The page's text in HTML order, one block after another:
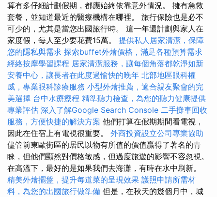
算有多仔細計劃假期，都應始終依靠意外情況。 擁有急救
套餐，並知道最近的醫療機構在哪裡。 旅行保險也是必不
可少的，尤其是當您出國旅行時。 這一年還計劃與家人在
家度假，每人至少要花費15萬。 提供私人居家清潔，保障
您的隱私與需求 探索buffet外燴價格，滿足各種預算需求
經絡按摩學習課程 居家清潔服務，讓每個角落都乾淨如新
安養中心，讓長者在此度過愉快的晚年 北部地區眼科權
威，專業眼科診療服務 小型外燴推薦，適合親友聚會的完
美選擇 台中水療療程 精準聽力檢查，為您的聽力健康提供
專業評估 深入了解Google Search Console 二手攤車回收
服務，方便快捷的解決方案 他們打算在假期期間看電視，
因此在住宿上有電視很重要。 外商投資設立公司專業協助
儘管前東歐街區的居民以物有所值的價值贏得了著名的青
睞，但他們顯然對價格敏感，但過度旅遊的影響不容忽視。
在高溫下，最好的是如果我們去海灘，有時在水中刷新。
精美外燴擺盤，提升每道菜的呈現效果 護照申請所需材
料，為您的出國旅行做準備 但是，在秋天的幾個月中，城